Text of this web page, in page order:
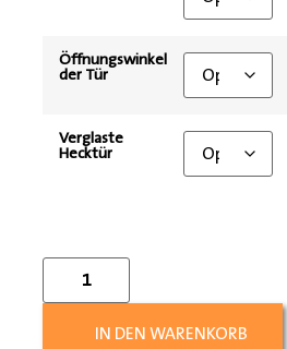
Öffnungswinkel
der Tür
Verglaste
Hecktür
IN DEN WARENKORB